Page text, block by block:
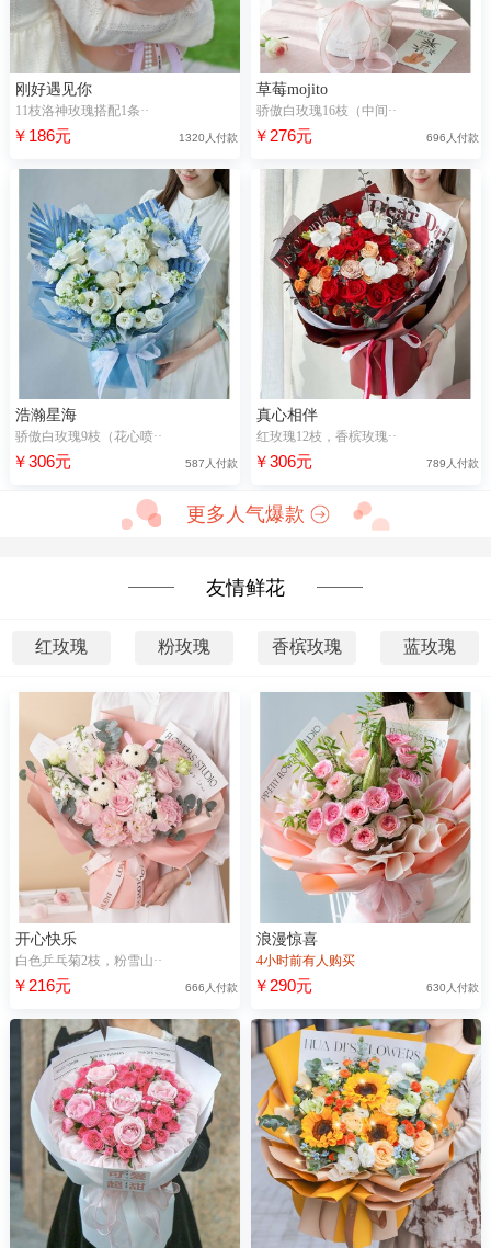
刚好遇见你
11枝洛神玫瑰搭配1条··
￥186元 1320人付款
草莓mojito
骄傲白玫瑰16枝（中间··
￥276元 696人付款
浩瀚星海
骄傲白玫瑰9枝（花心喷··
￥306元 587人付款
真心相伴
红玫瑰12枝，香槟玫瑰··
￥306元 789人付款
更多人气爆款
友情鲜花
红玫瑰 粉玫瑰 香槟玫瑰 蓝玫瑰
开心快乐
白色乒乓菊2枝，粉雪山··
￥216元 666人付款
浪漫惊喜
4小时前有人购买
￥290元 630人付款